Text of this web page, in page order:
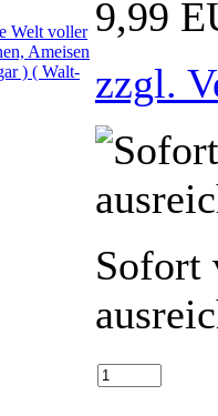
9,99
zzgl.
Sofort